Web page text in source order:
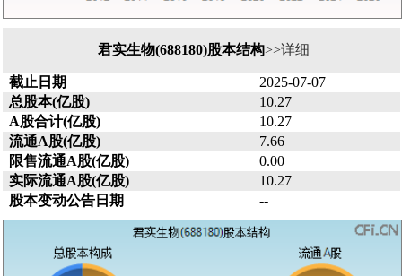
君实生物(688180)股本结构>>详细
截止日期
2025-07-07
总股本(亿股)
10.27
A股合计(亿股)
10.27
流通A股(亿股)
7.66
限售流通A股(亿股)
0.00
实际流通A股(亿股)
10.27
股本变动公告日期
--